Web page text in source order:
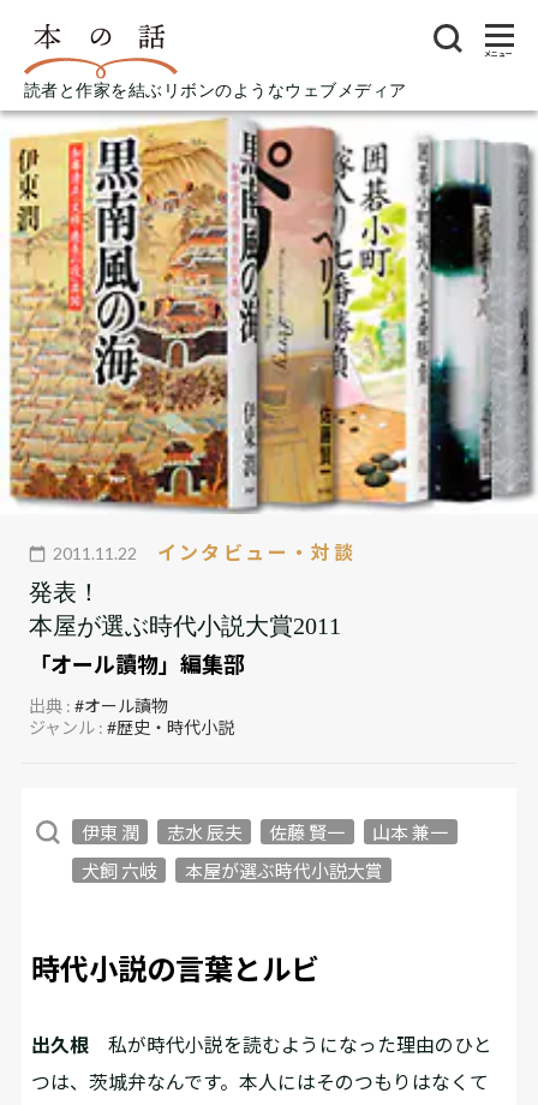
読者と作家を結ぶリボンのようなウェブメディア
メニュー
2011.11.22 インタビュー・対談
発表！
本屋が選ぶ時代小説大賞2011
「オール讀物」編集部
出典 :#オール讀物
ジャンル :#歴史・時代小説
伊東 潤 志水 辰夫 佐藤 賢一
山本 兼一
犬飼 六岐
本屋が選ぶ時代小説大賞
時代小説の言葉とルビ
出久根 私が時代小説を読むようになった理由のひと
つは、茨城弁なんです。本人にはそのつもりはなくて